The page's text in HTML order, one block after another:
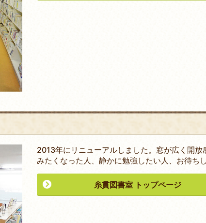
2013年にリニューアルしました。窓が広く開
みたくなった人、静かに勉強したい人、お待ち
糸貫図書室 トップページ